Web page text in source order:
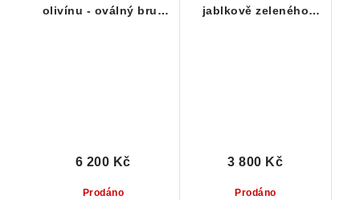
olivínu - oválný brus
Prodáno
6 200 Kč
jablkově zeleného
Prodáno
3 800 Kč